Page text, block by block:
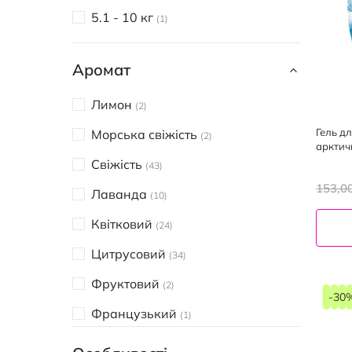
Гель
-
5.1 - 10 кг 1
Аромат
Лимон 2
Морська свіжість 2
Свіжість 43
Лаванда 10
Квітковий 24
Цитрусовий 34
Фруктовий 2
Французький 1
Мускус